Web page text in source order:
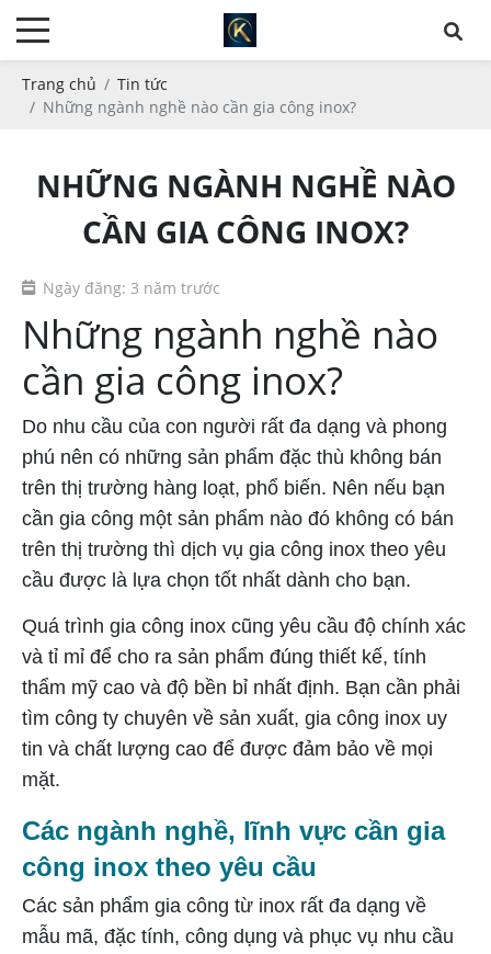
Trang chủ
Tin tức
Những ngành nghề nào cần gia công inox?
NHỮNG NGÀNH NGHỀ NÀO
CẦN GIA CÔNG INOX?
Ngày đăng: 3 năm trước
Những ngành nghề nào
cần gia công inox?
Do nhu cầu của con người rất đa dạng và phong
phú nên có những sản phẩm đặc thù không bán
trên thị trường hàng loạt, phổ biến. Nên nếu bạn
cần gia công một sản phẩm nào đó không có bán
trên thị trường thì dịch vụ gia công inox theo yêu
cầu được là lựa chọn tốt nhất dành cho bạn.
Quá trình gia công inox cũng yêu cầu độ chính xác
và tỉ mỉ để cho ra sản phẩm đúng thiết kế, tính
thẩm mỹ cao và độ bền bỉ nhất định. Bạn cần phải
tìm công ty chuyên về sản xuất, gia công inox uy
tin và chất lượng cao để được đảm bảo về mọi
mặt.
Các ngành nghề, lĩnh vực cần gia
công inox theo yêu cầu
Các sản phẩm gia công từ inox rất đa dạng về
mẫu mã, đặc tính, công dụng và phục vụ nhu cầu